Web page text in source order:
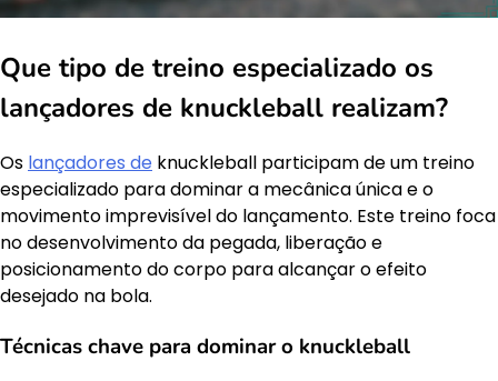
Que tipo de treino especializado os
lançadores de knuckleball realizam?
Os lançadores de knuckleball participam de um treino
especializado para dominar a mecânica única e o
movimento imprevisível do lançamento. Este treino foca
no desenvolvimento da pegada, liberação e
posicionamento do corpo para alcançar o efeito
desejado na bola.
Técnicas chave para dominar o knuckleball